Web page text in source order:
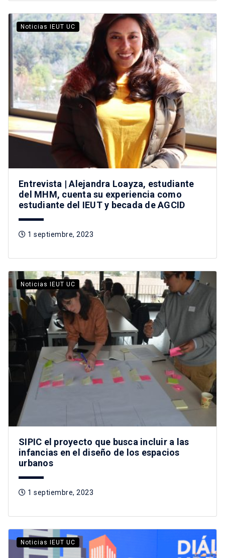
Noticias IEUT UC
Entrevista | Alejandra Loayza, estudiante
del MHM, cuenta su experiencia como
estudiante del IEUT y becada de AGCID
1 septiembre, 2023
Noticias IEUT UC
SIPIC el proyecto que busca incluir a las
infancias en el diseño de los espacios
urbanos
1 septiembre, 2023
Noticias IEUT UC